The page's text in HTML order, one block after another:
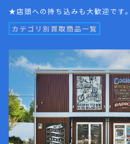
★店頭への持ち込みも大歓迎です
カテゴリ別買取商品一覧